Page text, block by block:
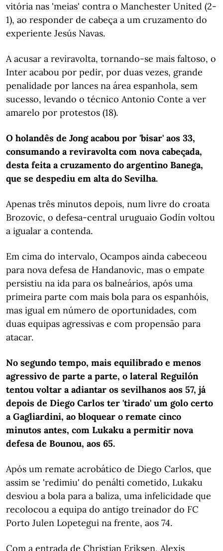
vitória nas 'meias' contra o Manchester United (2-
1), ao responder de cabeça a um cruzamento do
experiente Jesús Navas.
A acusar a reviravolta, tornando-se mais faltoso, o
Inter acabou por pedir, por duas vezes, grande
penalidade por lances na área espanhola, sem
sucesso, levando o técnico Antonio Conte a ver
amarelo por protestos (18).
O holandês de Jong acabou por 'bisar' aos 33,
consumando a reviravolta com nova cabeçada,
desta feita a cruzamento do argentino Banega,
que se despediu em alta do Sevilha.
Apenas três minutos depois, num livre do croata
Brozovic, o defesa-central uruguaio Godín voltou
a igualar a contenda.
Em cima do intervalo, Ocampos ainda cabeceou
para nova defesa de Handanovic, mas o empate
persistiu na ida para os balneários, após uma
primeira parte com mais bola para os espanhóis,
mas igual em número de oportunidades, com
duas equipas agressivas e com propensão para
atacar.
No segundo tempo, mais equilibrado e menos
agressivo de parte a parte, o lateral Reguilón
tentou voltar a adiantar os sevilhanos aos 57, já
depois de Diego Carlos ter 'tirado' um golo certo
a Gagliardini, ao bloquear o remate cinco
minutos antes, com Lukaku a permitir nova
defesa de Bounou, aos 65.
Após um remate acrobático de Diego Carlos, que
assim se 'redimiu' do penálti cometido, Lukaku
desviou a bola para a baliza, uma infelicidade que
recolocou a equipa do antigo treinador do FC
Porto Julen Lopetegui na frente, aos 74.
Com a entrada de Christian Eriksen, Alexis